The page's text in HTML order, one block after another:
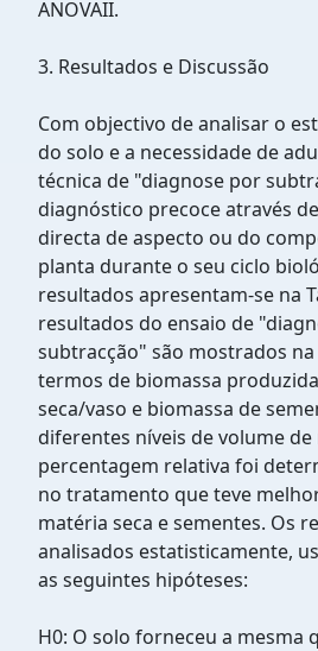
ANOVAII.
3. Resultados e Discussão
Com objectivo de analisar o
do solo e a necessidade de
técnica de "diagnose por
diagnóstico precoce através
directa de aspecto ou do
planta durante o seu ciclo
resultados apresentam-se na
resultados do ensaio de
subtracção" são mostrados na
termos de biomassa
seca/vaso e biomassa de
diferentes níveis de volume
percentagem relativa foi
no tratamento que teve
matéria seca e sementes. Os
analisados estatisticamente,
as seguintes hipóteses:
H0: O solo forneceu a mesma